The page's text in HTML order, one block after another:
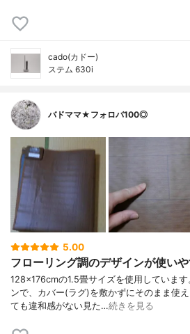
cado(カドー)
ステム 630i
バドママ★フォロバ100◎
5.00
フローリング調のデザインが使いや
128×176cmの1.5畳サイズを使用していま
ンで、カバー(ラグ)を敷かずにそのまま使
ても違和感がない見た…続きを見る